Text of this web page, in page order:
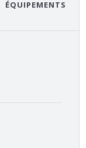
ÉQUIPEMENTS